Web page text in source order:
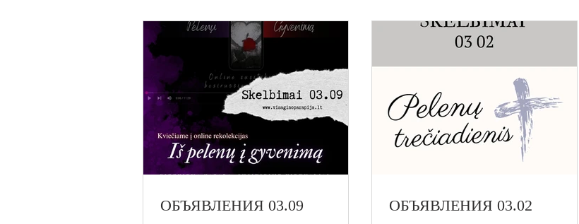
ОБЪЯВЛЕНИЯ 03.09 ОБЪЯВЛЕНИЯ 03.02